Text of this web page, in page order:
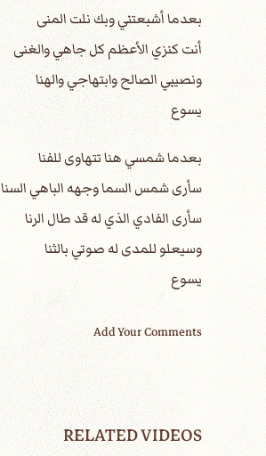
بعدما أشبعتني وبك نلت المنى
أنت كنزي الأعظم كل جاهي والغنى
ونصيبي الصالح وابتهاجي والهنا
يسوع
بعدما شمسي هنا تتهاوى للفنا
سأرى شمس السما وجهه الباهي السنا
سأرى الفادي الذي له قد طال الرنا
وسيعلو للمدى له صوتي بالثنا
يسوع
Add Your Comments
RELATED VIDEOS